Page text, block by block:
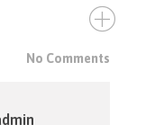
No Comments